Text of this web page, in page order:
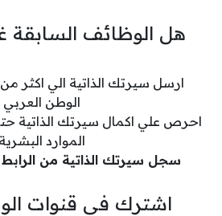
هل الوظائف السابقة
الوطن العربي
احرص علي اكمال سيرتك الذاتية
الموارد البشرية
سجل سيرتك الذاتية من الرابط
اشترك في قنوات